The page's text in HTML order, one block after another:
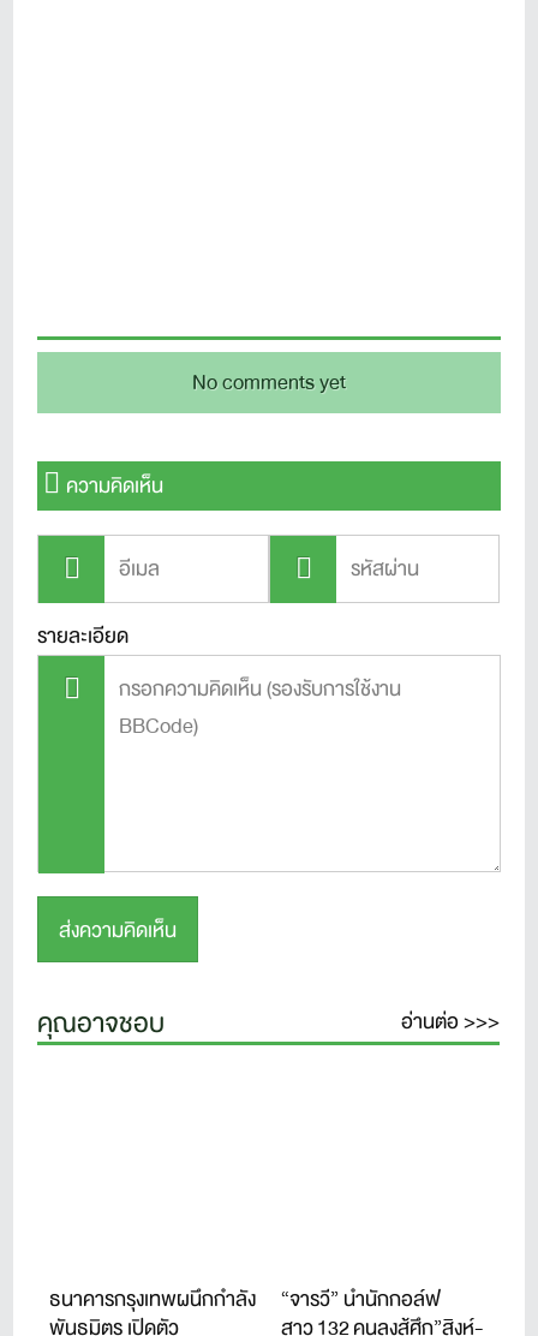
No comments yet
ความคิดเห็น
รายละเอียด
คุณอาจชอบ อ่านต่อ >>>
ธนาคารกรุงเทพผนึกกำลัง
พันธมิตร เปิดตัว
“จารวี” นำนักกอล์ฟ
สาว 132 คนลงสู้ศึก”สิงห์-